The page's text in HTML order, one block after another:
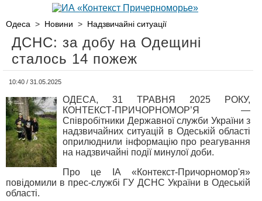
Одеса > Новини > Надзвичайні ситуації
ДСНС: за добу на Одещині
сталось 14 пожеж
10:40 / 31.05.2025
ОДЕСА, 31 ТРАВНЯ 2025 РОКУ,
КОНТЕКСТ-ПРИЧОРНОМОР’Я —
Співробітники Державної служби України з
надзвичайних ситуацій в Одеській області
оприлюднили інформацію про реагування
на надзвичайні події минулої доби.
Про це ІА «Контекст-Причорномор'я»
повідомили в прес-службі ГУ ДСНС України в Одеській
області.